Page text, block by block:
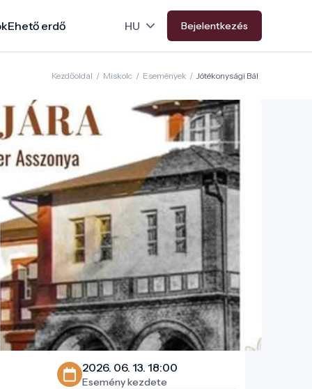
Ehető erdő Bejelentkezés
Kezdőoldal / Miskolc / Események / Jótékonysági Bál
2026. 06. 13. 18:00
Esemény kezdete